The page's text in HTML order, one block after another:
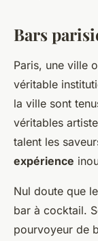
Bars
Paris, une ville
véritable
la ville sont
véritables
talent les
expérience
Nul doute que
bar à cocktail.
pourvoyeur de